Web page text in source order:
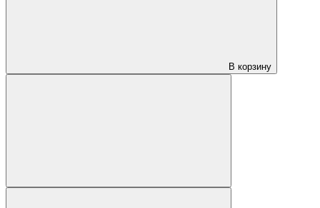
В корзину